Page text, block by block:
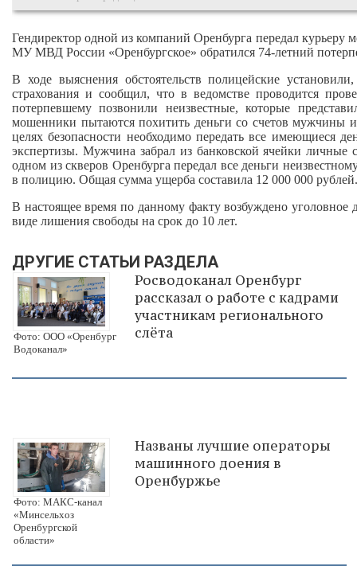
Гендиректор одной из компаний Оренбурга передал
МУ МВД России «Оренбургское» обратился 74-летний
В ходе выяснения обстоятельств полицейские
страхования и сообщил, что в ведомстве проводится
потерпевшему позвонили неизвестные, которые
мошенники пытаются похитить деньги со счетов мужчины
целях безопасности необходимо передать все имеющиеся
экспертизы. Мужчина забрал из банковской ячейки
одном из скверов Оренбурга передал все деньги
в полицию. Общая сумма ущерба составила 12 000 000 рублей.
В настоящее время по данному факту возбуждено уголовное
виде лишения свободы на срок до 10 лет.
ДРУГИЕ СТАТЬИ РАЗДЕЛА
Фото: ООО «Оренбург
Водоканал»
Росводоканал Оренбург
рассказал о работе с кадрами
участникам регионального
слёта
Фото: МАКС-канал
«Минсельхоз
Оренбургской
области»
Названы лучшие операторы
машинного доения в
Оренбуржье